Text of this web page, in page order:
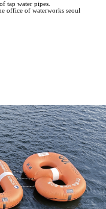
tap water pipes.
office of waterworks seoul